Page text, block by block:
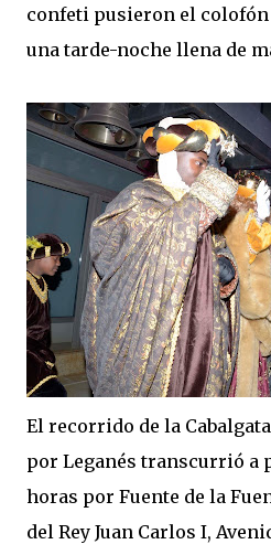
confeti pusieron el colofón
una tarde-noche llena de
El recorrido de la
por Leganés transcurrió a
horas por Fuente de la
del Rey Juan Carlos I,